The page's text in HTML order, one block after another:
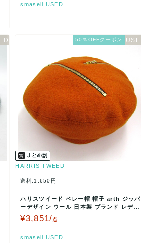
smasell.USED
50％OFFクーポン
HARRIS TWEED
送料:1,650円
ハリスツイード ベレー帽 帽子 arth ジッパ
ーデザイン ウール 日本製 ブランド レディ
ース オ…
¥3,851/点
smasell.USED